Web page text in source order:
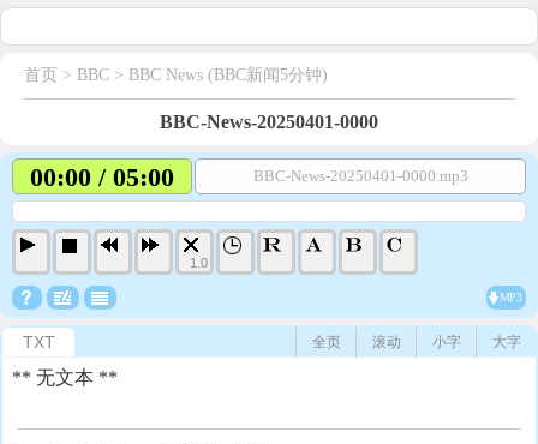
首页 > BBC > BBC News (BBC新闻5分钟)
BBC-News-20250401-0000
00:00 / 05:00 BBC-News-20250401-0000.mp3
1.0
MP3
TXT 大字
小字
滚动
全页
** 无文本 **